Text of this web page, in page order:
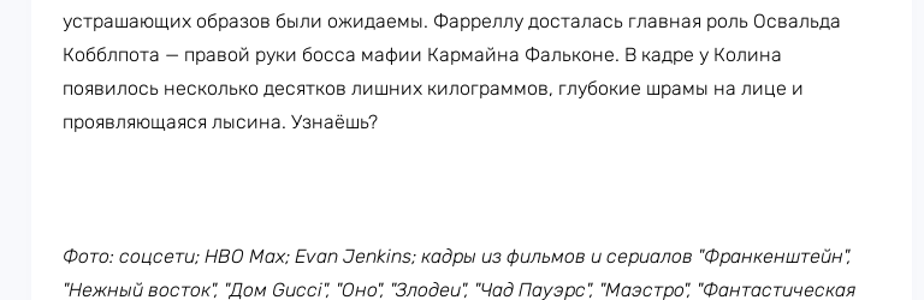
устрашающих образов были ожидаемы. Фарреллу досталась главная роль Освальда
Кобблпота — правой руки босса мафии Кармайна Фальконе. В кадре у Колина
появилось несколько десятков лишних килограммов, глубокие шрамы на лице и
проявляющаяся лысина. Узнаёшь?
Фото: соцсети; HBO Max; Evan Jenkins; кадры из фильмов и сериалов "Франкенштейн",
"Нежный восток", "Дом Gucci", "Оно", "Злодеи", "Чад Пауэрс", "Маэстро", "Фантастическая